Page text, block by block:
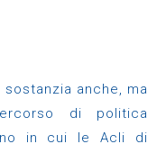
anche, ma
di politica
in cui le Acli di